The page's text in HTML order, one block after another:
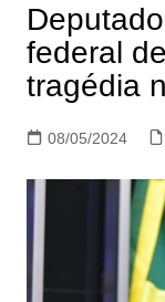
federal
tragédia
08/05/2024